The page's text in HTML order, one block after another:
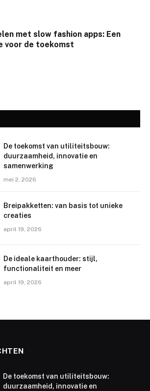
met slow fashion apps: Een
voor de toekomst
De toekomst van utiliteitsbouw:
duurzaamheid, innovatie en
samenwerking
mei 2, 2026
Breipakketten: van basis tot unieke
creaties
april 19, 2026
De ideale kaarthouder: stijl,
functionaliteit en meer
april 19, 2026
De toekomst van utiliteitsbouw:
duurzaamheid, innovatie en